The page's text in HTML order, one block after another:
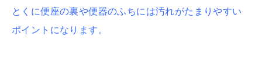
とくに便座の裏や便器のふちには汚れがたまりやすい
ポイントになります。